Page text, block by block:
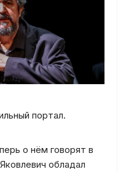
портал.
о нём говорят в
обладал